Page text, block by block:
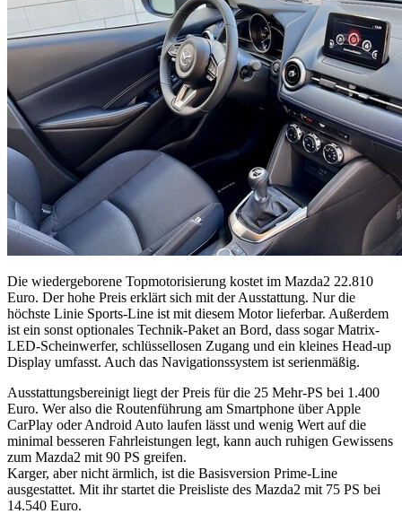
Die wiedergeborene Topmotorisierung kostet im Mazda2 22.810
Euro. Der hohe Preis erklärt sich mit der Ausstattung. Nur die
höchste Linie Sports-Line ist mit diesem Motor lieferbar. Außerdem
ist ein sonst optionales Technik-Paket an Bord, dass sogar Matrix-
LED-Scheinwerfer, schlüssellosen Zugang und ein kleines Head-up
Display umfasst. Auch das Navigationssystem ist serienmäßig.
Ausstattungsbereinigt liegt der Preis für die 25 Mehr-PS bei 1.400
Euro. Wer also die Routenführung am Smartphone über Apple
CarPlay oder Android Auto laufen lässt und wenig Wert auf die
minimal besseren Fahrleistungen legt, kann auch ruhigen Gewissens
zum Mazda2 mit 90 PS greifen.
Karger, aber nicht ärmlich, ist die Basisversion Prime-Line
ausgestattet. Mit ihr startet die Preisliste des Mazda2 mit 75 PS bei
14.540 Euro.